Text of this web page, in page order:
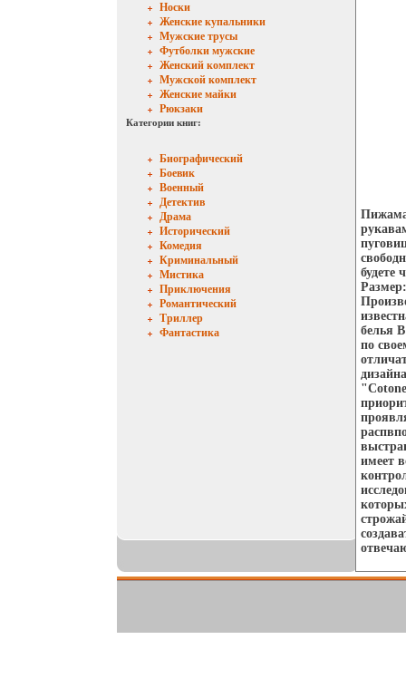
Носки
Женские купальники
Мужские трусы
Футболки мужские
Женский комплект
Мужской комплект
Женские майки
Рюкзаки
Категории книг:
Биографический
Боевик
Военный
Детектив
Драма
Исторический
Комедия
Криминальный
Мистика
Приключения
Романтический
Триллер
Фантастика
будете
белья
по
имеет